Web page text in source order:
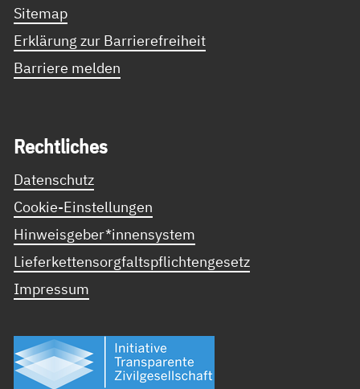
Sitemap
Erklärung zur Barrierefreiheit
Barriere melden
Recht­li­ches
Datenschutz
Cookie-Einstellungen
Hinweisgeber*innensystem
Lieferkettensorgfaltspflichtengesetz
Impressum